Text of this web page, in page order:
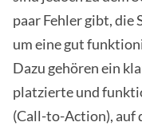
paar Fehler gibt, die
um eine gut
Dazu gehören ein
platzierte und
(Call-to-Action), auf